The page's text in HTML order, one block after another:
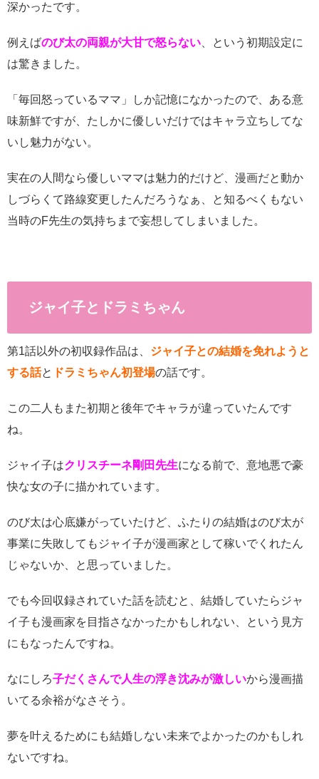
深かったです。
例えばのび太の両親が大甘で怒らない 、という初期設定に
は驚きました。
「毎回怒っているママ」しか記憶になかったので、ある意
味新鮮ですが、たしかに優しいだけではキャラ立ちしてな
いし魅力がない。
実在の人間なら優しいママは魅力的だけど、漫画だと動か
しづらくて路線変更したんだろうなぁ、と知るべくもない
当時のF先生の気持ちまで妄想してしまいました。
ジャイ子とドラミちゃん
第1話以外の初収録作品は、 ジャイ子との結婚を免れようと
する話と ドラミちゃん初登場の話です。
この二人もまた初期と後年でキャラが違っていたんです
ね。
ジャイ子はクリスチーネ剛田先生になる前で、意地悪で豪
快な女の子に描かれています。
のび太は心底嫌がっていたけど、ふたりの結婚はのび太が
事業に失敗してもジャイ子が漫画家として稼いでくれたん
じゃないか、と思っていました。
でも今回収録されていた話を読むと、結婚していたらジャ
イ子も漫画家を目指さなかったかもしれない、という見方
にもなったんですね。
なにしろ子だくさんで人生の浮き沈みが激しいから漫画描
いてる余裕がなさそう。
夢を叶えるためにも結婚しない未来でよかったのかもしれ
ないですね。